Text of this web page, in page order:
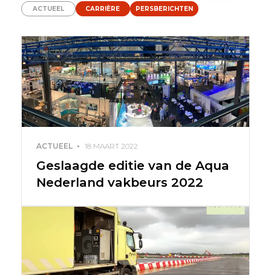
ACTUEEL CARRIÈRE PERSBERICHTEN
ACTUEEL 18 MAART 2022
Geslaagde editie van de Aqua
Nederland vakbeurs 2022